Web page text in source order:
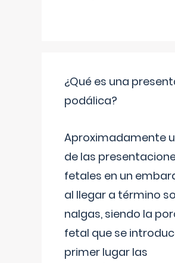
¿Qué es una
podálica?
Aproximadamente
de las
fetales en un
al llegar a término
nalgas, siendo la
fetal que se
primer lugar las